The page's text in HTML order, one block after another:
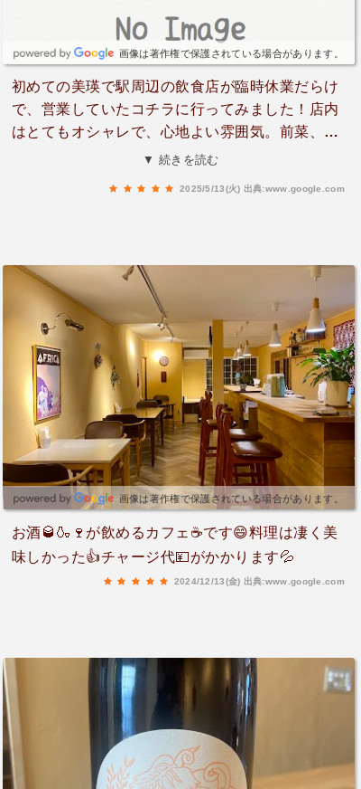
画像は著作権で保護されている場合があります。
初めての美瑛で駅周辺の飲食店が臨時休業だらけ
で、営業していたコチラに行ってみました！店内
はとてもオシャレで、心地よい雰囲気。前菜、メ
イン、デザート、全部見た目も美しくて、味もと
▼ 続きを読む
2025/5/13(火) 出典:www.google.com
画像は著作権で保護されている場合があります。
お酒🥃🍶🍷が飲めるカフェ☕️です😄料理は凄く美
味しかった👍チャージ代💴がかかります💦
2024/12/13(金) 出典:www.google.com